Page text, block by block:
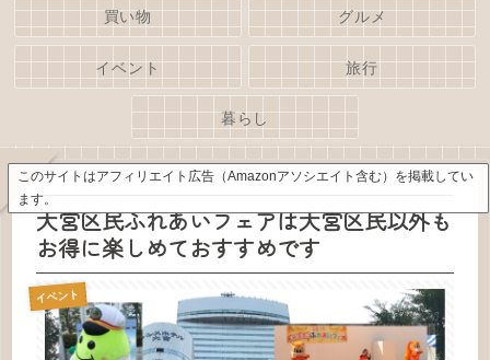
買い物 グルメ
イベント 旅行
暮らし
このサイトはアフィリエイト広告（Amazonアソシエイト含む）を掲載してい
ます。
大宮区民ふれあいフェアは大宮区民以外も
お得に楽しめておすすめです
イベント